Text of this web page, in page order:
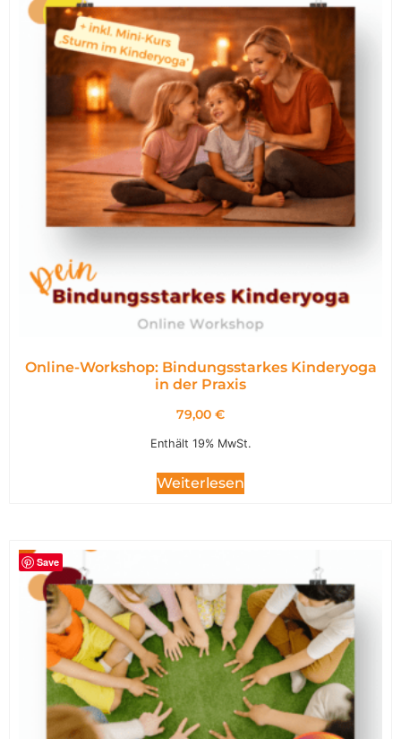
Online-Workshop: Bindungsstarkes Kinderyoga
in der Praxis
79,00 €
Enthält 19% MwSt.
Weiterlesen
Save